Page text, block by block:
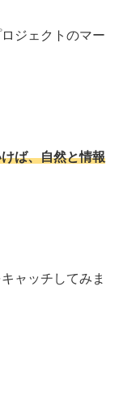
ジェクトのマー
ば、自然と情報
ャッチしてみま